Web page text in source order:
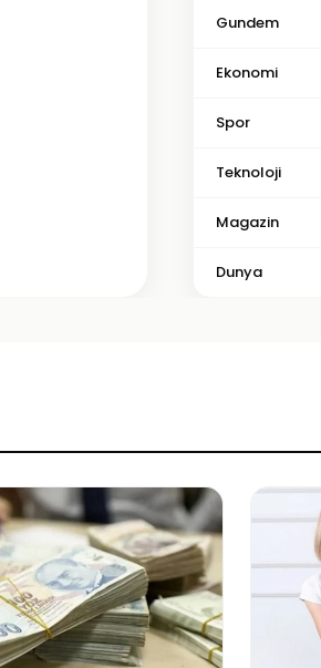
Gundem
Ekonomi
Spor
Teknoloji
Magazin
Dunya